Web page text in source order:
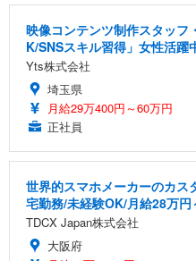
映像コンテンツ制作スタッフ
K/SNSスキル習得」女性活躍
Yts株式会社
埼玉県
月給29万400円～60万円
正社員
世界的スマホメーカーのカス
宅勤務/未経験OK/月給28万円
TDCX Japan株式会社
大阪府